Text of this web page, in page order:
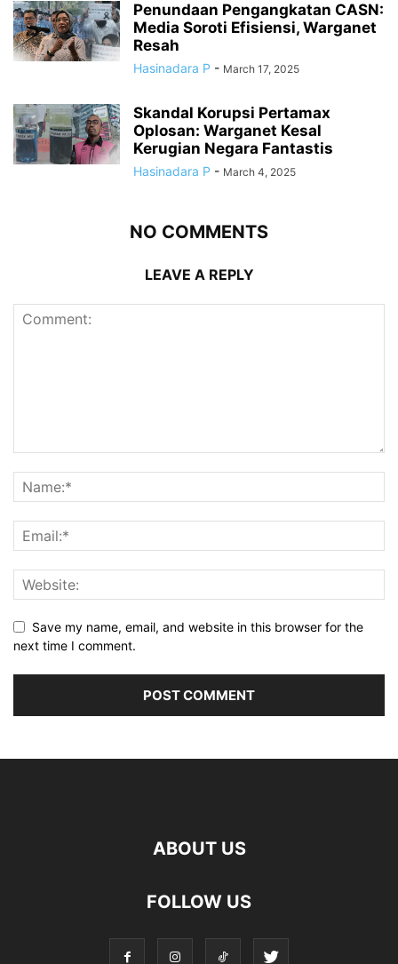
Penundaan Pengangkatan CASN:
Media Soroti Efisiensi, Warganet
Resah
Hasinadara P - March 17, 2025
Skandal Korupsi Pertamax
Oplosan: Warganet Kesal
Kerugian Negara Fantastis
Hasinadara P - March 4, 2025
NO COMMENTS
LEAVE A REPLY
Save my name, email, and website in this browser for the
next time I comment.
ABOUT US
FOLLOW US